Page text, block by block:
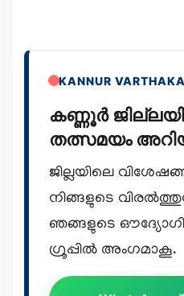
KANNUR
കണ്ണൂർ
തത്സമയം
ജില്ലയിലെ
നിങ്ങളുടെ
ഞങ്ങളുടെ
ഗ്രൂപ്പിൽ അംഗമാകൂ.